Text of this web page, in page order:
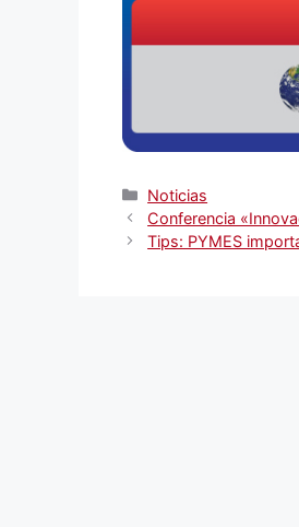
Categorías
Noticias
Conferencia
Tips: PYMES